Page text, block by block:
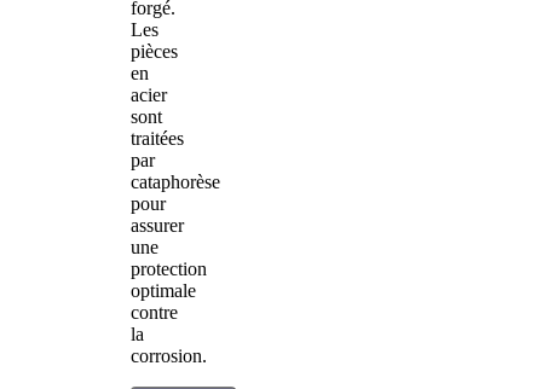
forgé.
Les
pièces
en
acier
sont
traitées
par
cataphorèse
pour
assurer
une
protection
optimale
contre
la
corrosion.